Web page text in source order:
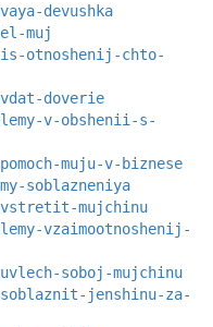
devushka
muj
otnoshenij-chto-
doverie
v-obshenii-s-
muju-v-biznese
soblazneniya
mujchinu
vzaimootnoshenij-
soboj-mujchinu
jenshinu-za-